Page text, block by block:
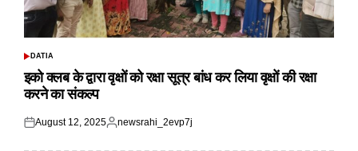
POSTED
DATIA
इको क्लब के द्वारा वृक्षों को रक्षा सूत्र बांध कर लिया वृक्षों की रक्षा
करने का संकल्प
Posted
August 12, 2025
Posted
newsrahi_2evp7j